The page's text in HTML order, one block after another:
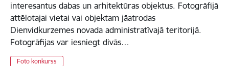
interesantus dabas un arhitektūras objektus. Fotogrāfijā
attēlotajai vietai vai objektam jāatrodas
Dienvidkurzemes novada administratīvajā teritorijā.
Fotogrāfijas var iesniegt divās…
Foto konkurss